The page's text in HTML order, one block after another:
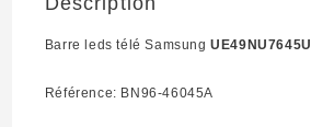
Barre leds télé SamsungUE49NU7645U
Référence: BN96-46045A